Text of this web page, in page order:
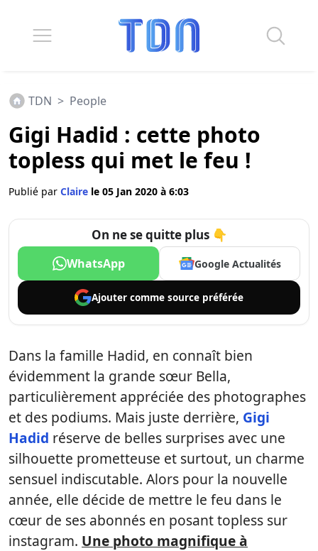
TDN > People
Gigi Hadid : cette photo
topless qui met le feu !
Publié par Claire le 05 Jan 2020 à 6:03
On ne se quitte plus 👇
WhatsApp Google Actualités
Ajouter comme source préférée
Dans la famille Hadid, en connaît bien
évidemment la grande sœur Bella,
particulièrement appréciée des photographes
et des podiums. Mais juste derrière, Gigi
Hadid réserve de belles surprises avec une
silhouette prometteuse et surtout, un charme
sensuel indiscutable. Alors pour la nouvelle
année, elle décide de mettre le feu dans le
cœur de ses abonnés en posant topless sur
instagram. Une photo magnifique à